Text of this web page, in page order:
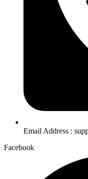
Email Address :
Facebook